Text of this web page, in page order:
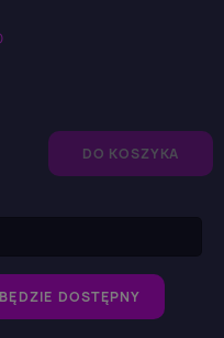
DO KOSZYKA
DOSTĘPNY